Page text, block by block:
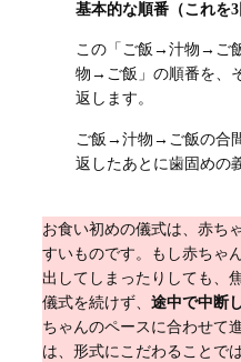
基本的な順番（これを3
この「ご飯→汁物→ご
物→ご飯」の順番を、
返します。
ご飯→汁物→ご飯の合
返したあとに歯固めの
お食い初めの儀式は、赤ち
すいものです。もし赤ちゃ
出してしまったりしても、
儀式を続けず、 途中で中断
ちゃんのペースに合わせて
は、形式にこだわることで